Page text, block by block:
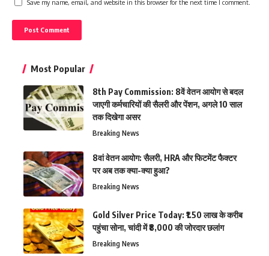
Save my name, email, and website in this browser for the next time I comment.
Most Popular
8th Pay Commission: 8वें वेतन आयोग से बदल
जाएगी कर्मचारियों की सैलरी और पेंशन, अगले 10 साल
तक दिखेगा असर
Breaking News
8वां वेतन आयोग: सैलरी, HRA और फिटमेंट फैक्टर
पर अब तक क्या-क्या हुआ?
Breaking News
Gold Silver Price Today: ₹1.50 लाख के करीब
पहुंचा सोना, चांदी में ₹8,000 की जोरदार छलांग
Breaking News